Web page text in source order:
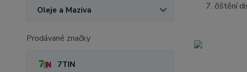
Oleje a Maziva
Prodávané značky
7TIN
čištění